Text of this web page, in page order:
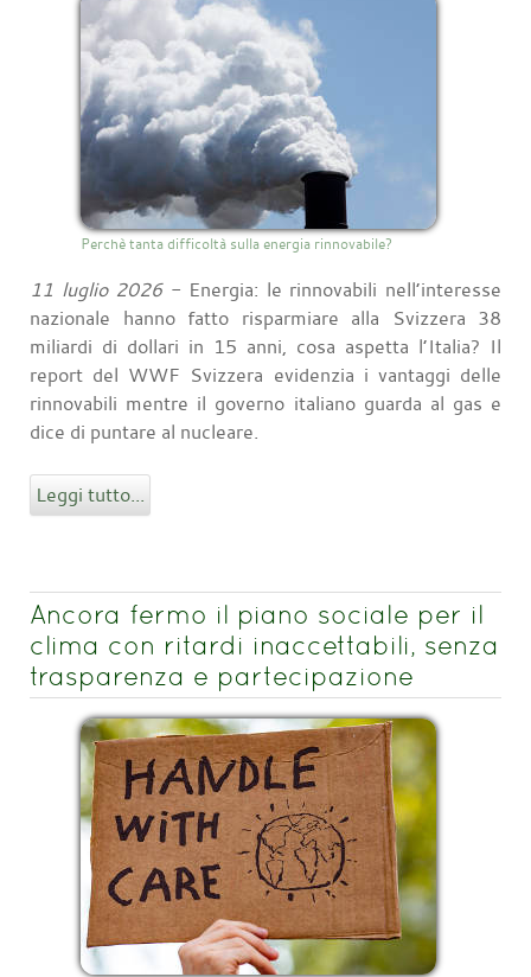
Perchè tanta difficoltà sulla energia rinnovabile?
11 luglio 2026- Energia: le rinnovabili nell’interesse
nazionale hanno fatto risparmiare alla Svizzera 38
miliardi di dollari in 15 anni, cosa aspetta l’Italia? Il
report del WWF Svizzera evidenzia i vantaggi delle
rinnovabili mentre il governo italiano guarda al gas e
dice di puntare al nucleare.
Leggi tutto...
Ancora fermo il piano sociale per il
clima con ritardi inaccettabili, senza
trasparenza e partecipazione